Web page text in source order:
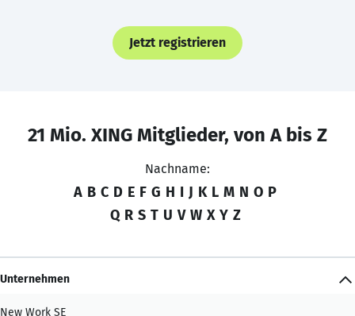
Jetzt registrieren
21 Mio. XING Mitglieder, von A bis Z
Nachname:
A B C D E F G H I J K L M N O P
Q R S T U V W X Y Z
Unternehmen
New Work SE